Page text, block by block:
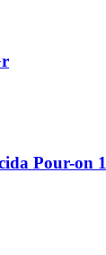
Pour-on